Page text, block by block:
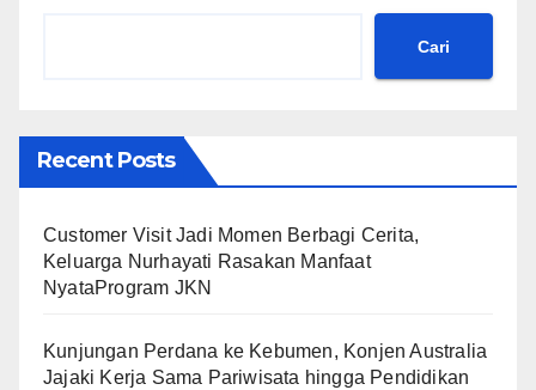
Cari
Recent Posts
Customer Visit Jadi Momen Berbagi Cerita,
Keluarga Nurhayati Rasakan Manfaat
NyataProgram JKN
Kunjungan Perdana ke Kebumen, Konjen Australia
Jajaki Kerja Sama Pariwisata hingga Pendidikan